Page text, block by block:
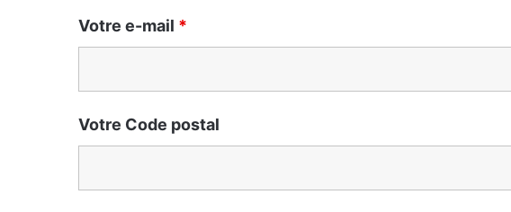
Votre e-mail *
Votre Code postal